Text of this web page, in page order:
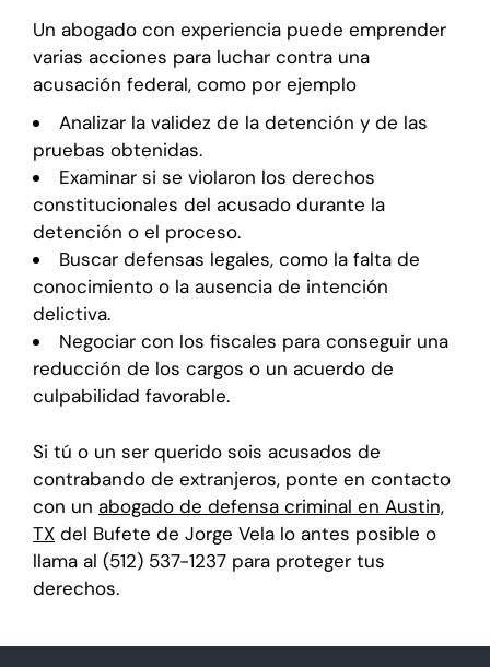
Un abogado con experiencia puede emprender
varias acciones para luchar contra una
acusación federal, como por ejemplo
Analizar la validez de la detención y de las
pruebas obtenidas.
Examinar si se violaron los derechos
constitucionales del acusado durante la
detención o el proceso.
Buscar defensas legales, como la falta de
conocimiento o la ausencia de intención
delictiva.
Negociar con los fiscales para conseguir una
reducción de los cargos o un acuerdo de
culpabilidad favorable.
Si tú o un ser querido sois acusados de
contrabando de extranjeros, ponte en contacto
con un abogado de defensa criminal en Austin,
TX del Bufete de Jorge Vela lo antes posible o
llama al (512) 537-1237 para proteger tus
derechos.